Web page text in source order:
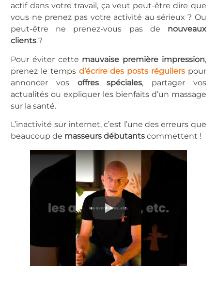
actif dans votre travail, ça veut peut-être dire que
vous ne prenez pas votre activité au sérieux ? Ou
peut-être ne prenez-vous pas de nouveaux
clients?
Pour éviter cette mauvaise première impression,
prenez le temps d’écrire des posts régulierspour
annoncer vos offres spéciales, partager vos
actualités ou expliquer les bienfaits d’un massage
sur la santé.
L’inactivité sur internet, c’est l’une des erreurs que
beaucoup de masseurs débutantscommettent !